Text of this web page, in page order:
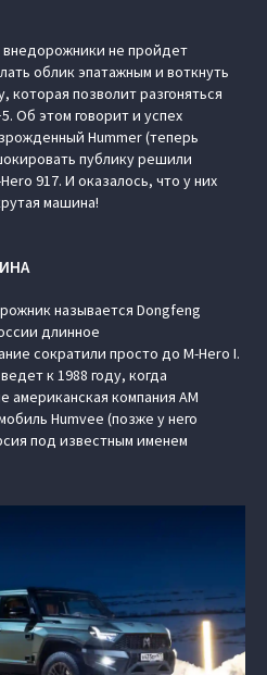
внедорожники не пройдет
облик эпатажным и воткнуть
которая позволит разгоняться
Об этом говорит и успех
Hummer (теперь
публику решили
917. И оказалось, что у них
машина!
называется Dongfeng
длинное
сократили просто до M-Hero I.
к 1988 году, когда
американская компания AM
Humvee (позже у него
под известным именем